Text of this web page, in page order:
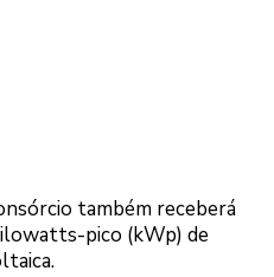
também receberá
pico (kWp) de